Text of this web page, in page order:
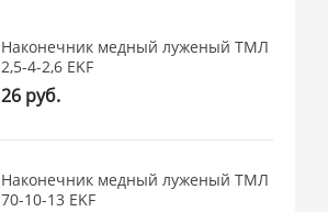
Наконечник медный луженый ТМЛ
2,5-4-2,6 EKF
26 руб.
Наконечник медный луженый ТМЛ
70-10-13 EKF